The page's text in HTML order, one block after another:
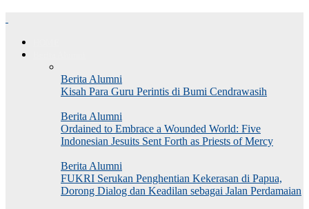
Berita Alumni
Kisah Para Guru Perintis di Bumi Cendrawasih
Berita Alumni
Ordained to Embrace a Wounded World: Five
Indonesian Jesuits Sent Forth as Priests of Mercy
Berita Alumni
FUKRI Serukan Penghentian Kekerasan di Papua,
Dorong Dialog dan Keadilan sebagai Jalan Perdamaian